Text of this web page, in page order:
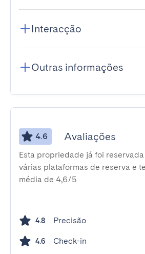
Interacção
Outras informações
4.6 Avaliações
Esta propriedade já foi reservada
várias plataformas de reserva e
média de 4,6/5
4.8 Precisão
4.6 Check-in